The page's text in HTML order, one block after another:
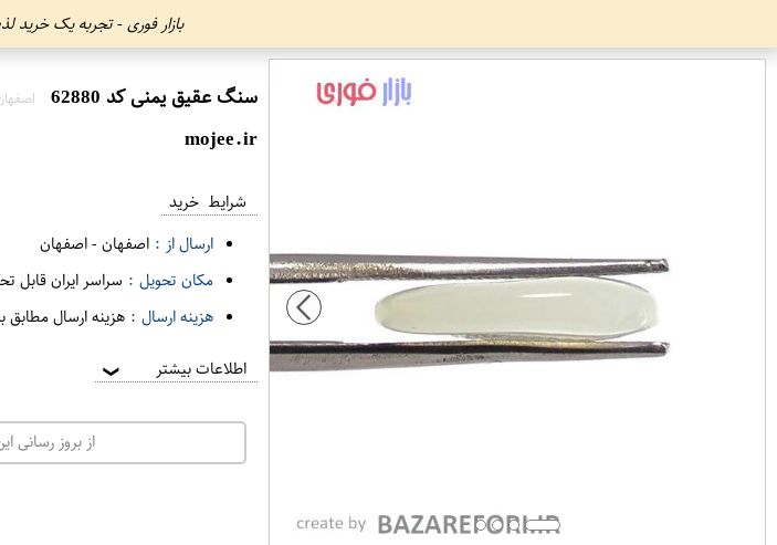
بازار فوری - تجربه یک
سنگ عقیق یمنی کد 62880
mojee.ir
شرایط خرید
ارسال از : اصفهان-اصفهان
مکان تحویل : سراسر ایران قابل
هزینه ارسال : هزینه ارسال
اطلاعات بیشتر ❯
از بروز رسانی